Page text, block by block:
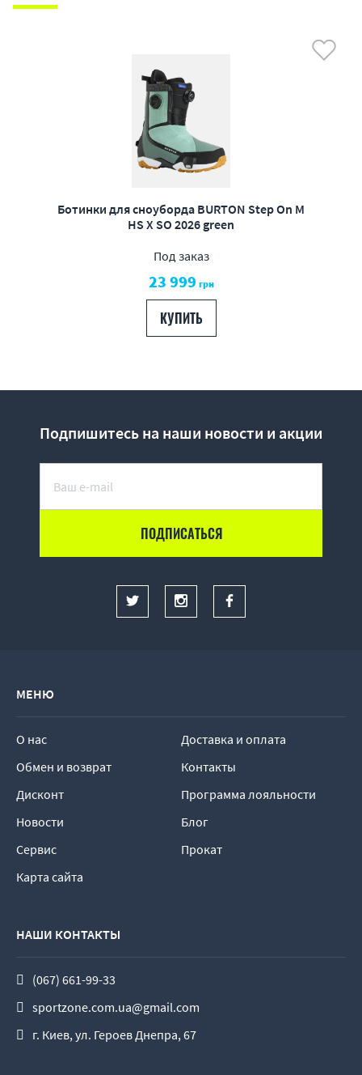
Ботинки для сноуборда BURTON Step On M
HS X SO 2026 green
Под заказ
23 999 грн
КУПИТЬ
Подпишитесь на наши новости и акции
МЕНЮ
О нас
Доставка и оплата
Обмен и возврат
Контакты
Дисконт
Программа лояльности
Новости
Блог
Сервис
Прокат
Карта сайта
НАШИ КОНТАКТЫ
(067) 661-99-33
sportzone.com.ua@gmail.com
г. Киев, ул. Героев Днепра, 67